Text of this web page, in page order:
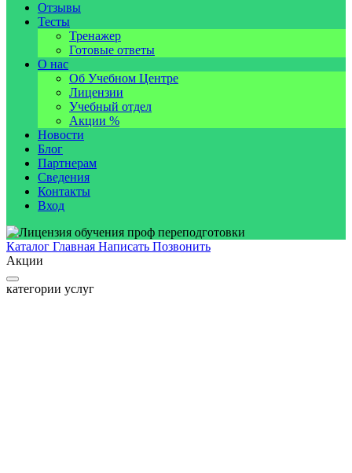
Отзывы
Тесты
Тренажер
Готовые ответы
О нас
Об Учебном Центре
Лицензии
Учебный отдел
Акции %
Новости
Блог
Партнерам
Сведения
Контакты
Вход
Каталог Главная Написать Позвонить
Акции
категории услуг